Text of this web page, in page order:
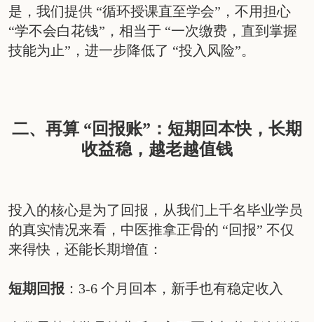
是，我们提供 “循环授课直至学会”，不用担心
“学不会白花钱”，相当于 “一次缴费，直到掌握
技能为止”，进一步降低了 “投入风险”。
二、再算 “回报账”：短期回本快，长期
收益稳，越老越值钱
投入的核心是为了回报，从我们上千名毕业学员
的真实情况来看，中医推拿正骨的 “回报” 不仅
来得快，还能长期增值：
短期回报 ：3-6 个月回本，新手也有稳定收入